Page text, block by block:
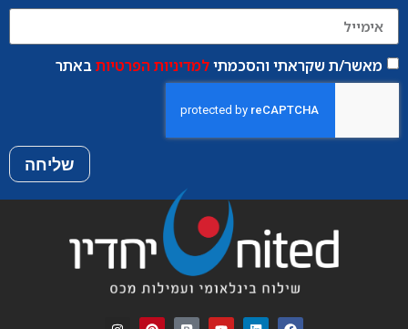
מאשר/ת שקראתי והסכמתילמדיניות הפרטיותבאתר
שליחה